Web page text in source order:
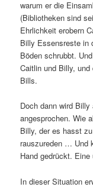
warum er die
(Bibliotheken sind
Ehrlichkeit erobern
Billy Essensreste in
Böden schrubbt.
Caitlin und Billy,
Bills.
Doch dann wird
angesprochen. Wie
Billy, der es hasst
rauszureden … Und
Hand gedrückt.
In dieser Situation